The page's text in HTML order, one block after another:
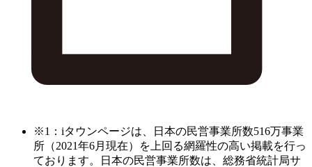
※1：iタウンページは、日本の民営事業所数516万事業
所（2021年6月現在）を上回る網羅性の高い掲載を行っ
ております。日本の民営事業所数は、総務省統計局サ